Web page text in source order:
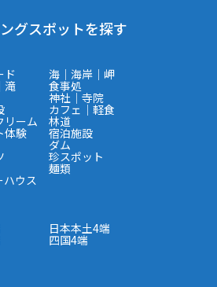
グスポットを探す
ド 海｜海岸｜岬
滝 食事処
神社｜寺院
カフェ｜軽食
リーム 林道
体験 宿泊施設
ダム
珍スポット
麺類
ハウス
日本本土4端
四国4端